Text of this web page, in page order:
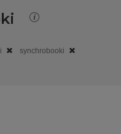
synchrobooki